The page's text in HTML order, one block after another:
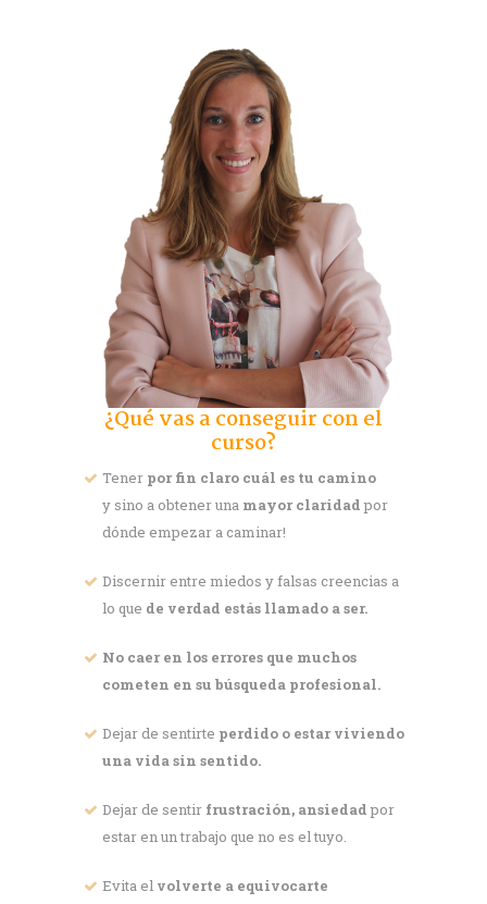
¿Qué vas a conseguir con el
curso?
Tener por fin claro cuál es tu camino
y sino a obtener una mayor claridadpor
dónde empezar a caminar!
Discernir entre miedos y falsas creencias a
lo que de verdad estás llamado a ser.
No caer en los errores que muchos
cometen en su búsqueda profesional.
Dejar de sentirte perdido o estar viviendo
una vida sin sentido.
Dejar de sentir frustración, ansiedadpor
estar en un trabajo que no es el tuyo.
Evita elvolverte a equivocarte